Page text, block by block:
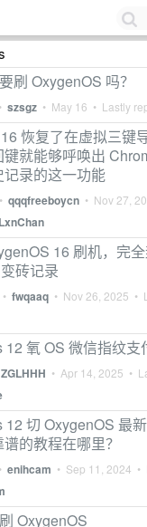
刷 OxygenOS 吗？
• szsgz • May 16 • Lastly
恢复了在虚拟三键
键就能够呼唤出
录的这一功能
• qqqfreeboycn • Nov 27,
LxnChan
16 刷机，完
砖记录
• fwqaaq • Nov 26, 2025 •
12 氧 OS 微信指纹支
ZGLHHH • Apr 14, 2025 •
12 切 OxygenOS 最
的教程在哪里？
• enihcam • Sep 11, 2024 •
OxygenOS